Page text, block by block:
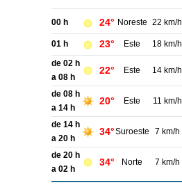
00 h 24° Noreste 22 km/h
01 h 23° Este 18 km/h
de 02 h
a 08 h
22° Este 14 km/h
de 08 h
a 14 h
20° Este 11 km/h
de 14 h
a 20 h
34°Suroeste 7 km/h
de 20 h
a 02 h
34° Norte 7 km/h